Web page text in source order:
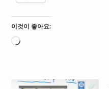
이것이 좋아요:
로